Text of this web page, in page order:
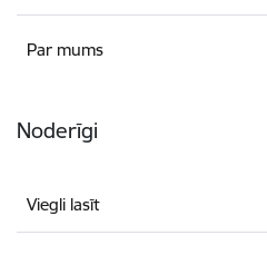
Par mums
Noderīgi
Viegli lasīt